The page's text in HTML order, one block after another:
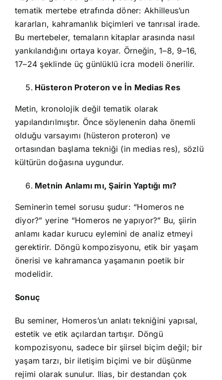
tematik mertebe etrafında döner: Akhilleus’un
kararları, kahramanlık biçimleri ve tanrısal irade.
Bu mertebeler, temaların kitaplar arasında nasıl
yankılandığını ortaya koyar. Örneğin, 1–8, 9–16,
17–24 şeklinde üç günlüklü icra modeli önerilir.
Hüsteron Proteron ve İn Medias Res
Metin, kronolojik değil tematik olarak
yapılandırılmıştır. Önce söylenenin daha önemli
olduğu varsayımı (hüsteron proteron) ve
ortasından başlama tekniği (in medias res), sözlü
kültürün doğasına uygundur.
Metnin Anlamı mı, Şairin Yaptığı mı?
Seminerin temel sorusu şudur: “Homeros ne
diyor?” yerine “Homeros ne yapıyor?” Bu, şiirin
anlamı kadar kurucu eylemini de analiz etmeyi
gerektirir. Döngü kompozisyonu, etik bir yaşam
önerisi ve kahramanca yaşamanın poetik bir
modelidir.
Sonuç
Bu seminer, Homeros’un anlatı tekniğini yapısal,
estetik ve etik açılardan tartışır. Döngü
kompozisyonu, sadece bir şiirsel biçim değil; bir
yaşam tarzı, bir iletişim biçimi ve bir düşünme
rejimi olarak sunulur. Ilias, bir destandan çok